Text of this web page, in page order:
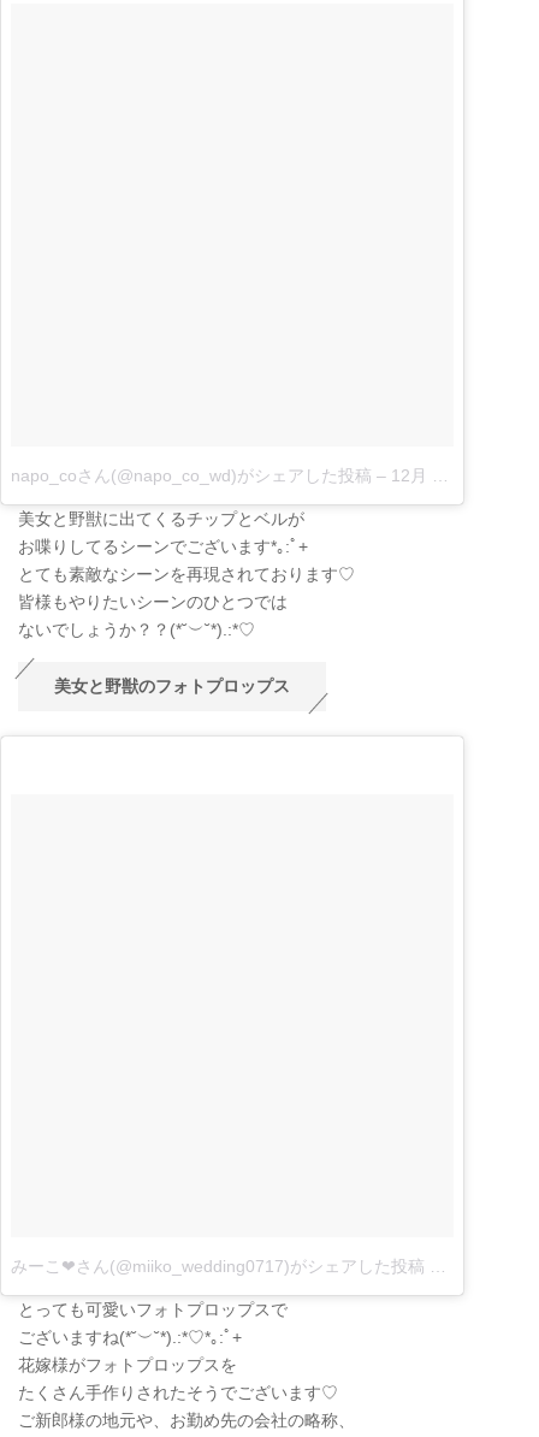
napo_coさん(@napo_co_wd)がシェアした投稿 – 12月 19, 2017 at 8:47午後 PST|
美女と野獣に出てくるチップとベルが
お喋りしてるシーンでございます*｡:ﾟ+
とても素敵なシーンを再現されております♡
皆様もやりたいシーンのひとつでは
ないでしょうか？？ (*˘︶˘*) .:*♡
美女と野獣のフォトプロップス
みーこ❤︎さん(@miiko_wedding0717)がシェアした投稿
とっても可愛いフォトプロップスで
ございますね(*˘︶˘*) .:*♡*｡:ﾟ+
花嫁様がフォトプロップスを
たくさん手作りされたそうでございます♡
ご新郎様の地元や、お勤め先の会社の略称、